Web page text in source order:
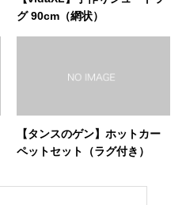
グ 90cm（網状）
【タンスのゲン】ホットカー
ペットセット（ラグ付き）